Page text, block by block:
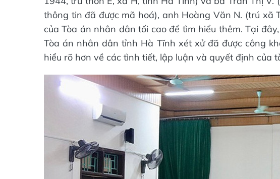
thông tin đã được mã hoá), anh Hoàng Văn N. (trú
của Tòa án nhân dân tối cao để tìm hiểu thêm. Tại
Tòa án nhân dân tỉnh Hà Tĩnh xét xử đã được công
hiểu rõ hơn về các tình tiết, lập luận và quyết định của